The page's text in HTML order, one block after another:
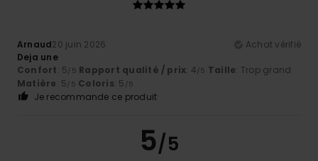
Arnaud20 juin 2026
Achat vérifié
Deja une
Confort: 5 /5 Rapport qualité / prix: 4 /5 Taille: Trop grand
Matière: 5 /5 Coloris: 5 /5
Je recommande ce produit
5/5